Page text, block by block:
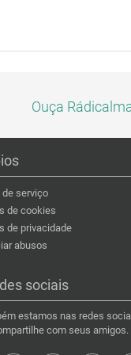
Ouça
serviço
de cookies
de privacidade
abusos
sociais
estamos nas redes
com seus amigos.